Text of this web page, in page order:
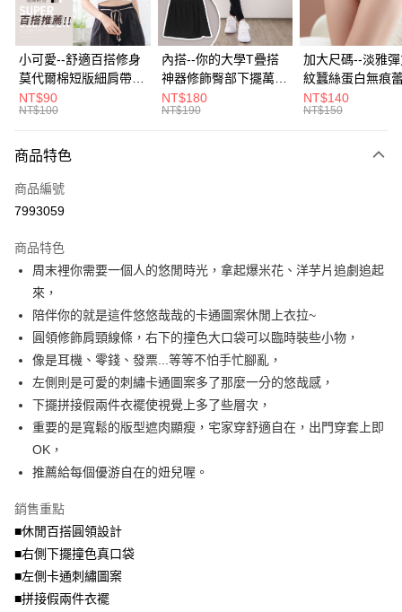
街口支付
悠遊付
Google Pay
全盈+PAY
大哥付你分期
【大哥付你分期使用說明】
1.本服務由台灣大哥大提供，台灣大哥大用戶可立即使用無須另外申請。
流程，驗證手機門號後，選擇欲分期的期數、繳款截止日，確認付款後即完
成交易。
3.實際核准額度、可分期數及費用金額請依後續交易確認頁面所載為準。
4.訂單成立30分鐘內，如未前往確認交易或遇審核未通過，訂單將自動取
法說明評估內容。
【繳款方式說明】
1.分期款項不併入電信帳單，「大哥付你分期」於每月結算日後寄送繳費提
醒簡訊。
2.透過簡訊連結打開帳單後，可選擇「超商條碼／台灣大直營門市／銀行轉
帳／街口支付／iPASS MONEY」等通路繳費。
【注意事項】
1.本服務係由「台灣大哥大股份有限公司」（以下簡稱本公司）所提供，讓
用戶於交易時，得透過本服務購買商品或服務，並由商店將買賣／分期付款
資料（包含姓名、電話或地址）提供予台灣大哥大進項蒐集、處理及利用，
由本公司與您本人進行分期帳單所需資料之確認、核對及更正。
3.完整用戶服務條款，請詳閱以下連結：
AFTEE先享後付
【關於「AFTEE先享後付」】
AFTEE先享後付是「在收到商品之後才付款」的支付方式。 讓您購物簡單
便利好安心！
１．簡單：不需註冊會員、不需綁卡、不需儲值。
２．便利：只要手機號碼，簡訊認證，即可結帳。
３．安心：先確認商品／服務後，再付款。
【「AFTEE先享後付」結帳流程】
１．於結帳方式選擇「AFTEE先享後付」後，將跳轉至「AFTEE先享後付」
２．訂單成立數日內，您將收到繳費通知簡訊。
３．收到繳費通知簡訊後14天內，點擊此簡訊中的連結，可透過四大超商／
※ 請注意：結帳手續完成當下不需立刻繳費，但若您需要取消訂單，請聯絡
購買商品的店家。未經商家同意取消之訂單仍視為有效，需透過AFTEE先享
※ 交易是否成功請以「AFTEE先享後付 」之結帳頁面顯示為準，若有關於
是否繳費成功／繳費後需取消欲退款等相關疑問，請聯繫「AFTEE先享後付
客戶支援中心」https://netprotections.freshdesk.com/support/home
【注意事項】
易，需依本服務之必要範圍內提供個人資料，並將交易相關給付款項請求債
ATM付款
全家取貨付款
每筆NT$70，滿NT$699(含以上)免運費
付款後全家取貨
7-11取貨付款
每筆NT$70，滿NT$799(含以上)免運費
付款後7-11取貨
每筆NT$70，滿NT$699(含以上)免運費
宅配
小可愛--舒適百搭修身
莫代爾棉短版細肩帶素
色背心(白.黑.灰L-2L)-
U582眼圈熊中大尺碼
NT$90
NT$100
內搭--你的大學T疊搭
神器修飾臀部下擺萬用
內搭裙/遮臀裙(黑2L-
6L)-Q155眼圈熊中大
NT$180
NT$190
加大尺碼--淡雅
紋蠶絲蛋白無痕
角內褲(白.粉.藍.
3L)-L28眼圈熊中
NT$140
NT$150
商品特色
商品編號
7993059
商品特色
周末裡你需要一個人的悠閒時光，拿起爆米花、洋芋片追劇追起
來，
陪伴你的就是這件悠悠哉哉的卡通圖案休閒上衣拉~
圓領修飾肩頸線條，右下的撞色大口袋可以臨時裝些小物，
像是耳機、零錢、發票...等等不怕手忙腳亂，
左側則是可愛的刺繡卡通圖案多了那麼一分的悠哉感，
下擺拼接假兩件衣襬使視覺上多了些層次，
重要的是寬鬆的版型遮肉顯瘦，宅家穿舒適自在，出門穿套上即
OK，
推薦給每個優游自在的妞兒喔。
銷售重點
■休閒百搭圓領設計
■右側下擺撞色真口袋
■左側卡通刺繡圖案
■拼接假兩件衣襬